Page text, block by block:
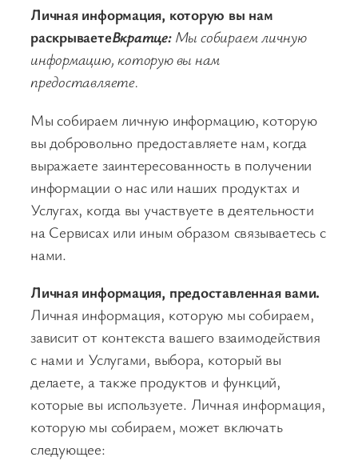
Личная информация, которую вы нам
раскрываетеВкратце:Мы собираем личную
информацию, которую вы нам
предоставляете.
Мы собираем личную информацию, которую
вы добровольно предоставляете нам, когда
выражаете заинтересованность в получении
информации о нас или наших продуктах и
Услугах, когда вы участвуете в деятельности
на Сервисах или иным образом связываетесь с
нами.
Личная информация, предоставленная вами.
Личная информация, которую мы собираем,
зависит от контекста вашего взаимодействия
с нами и Услугами, выбора, который вы
делаете, а также продуктов и функций,
которые вы используете. Личная информация,
которую мы собираем, может включать
следующее: